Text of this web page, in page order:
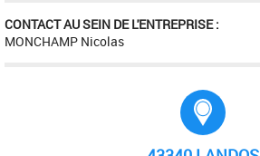
CONTACT AU SEIN DE L'ENTREPRISE :
MONCHAMP Nicolas